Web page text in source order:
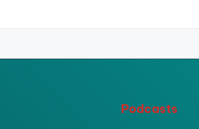
Podcasts